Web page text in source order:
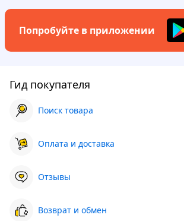
Попробуйте в приложении
Гид покупателя
Поиск товара
Оплата и доставка
Отзывы
Возврат и обмен